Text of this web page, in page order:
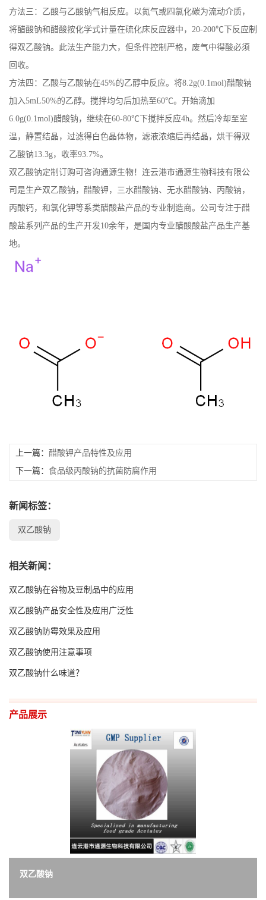
展
厅
书
荣
联
方
EN
方法三：乙酸与乙酸钠气相反应。以氮气或四氯化碳为流动介质，
将醋酸钠和醋酸按化学式计量在硫化床反应器中，20-200℃下反应制
得双乙酸钠。此法生产能力大，但条件控制严格，废气中得酸必须
回收。
方法四：乙酸与乙酸钠在45%的乙醇中反应。将8.2g(0.1mol)醋酸钠
加入5mL50%的乙醇。搅拌均匀后加热至60℃。开始滴加
6.0g(0.1mol)醋酸钠，继续在60-80℃下搅拌反应4h。然后冷却至室
温，静置结晶，过滤得白色晶体物，滤液浓缩后再结晶，烘干得双
乙酸钠13.3g，收率93.7%。
双乙酸钠定制订购可咨询通源生物！ 连云港市通源生物科技有限公
司是生产双乙酸钠，醋酸钾，三水醋酸钠、无水醋酸钠、丙酸钠，
丙酸钙，和氯化钾等系类醋酸盐产品的专业制造商。公司专注于醋
酸盐系列产品的生产开发10余年，是国内专业醋酸酸盐产品生产基
地。
上一篇： 醋酸钾产品特性及应用
下一篇： 食品级丙酸钠的抗菌防腐作用
新闻标签：
双乙酸钠
相关新闻：
双乙酸钠在谷物及豆制品中的应用
双乙酸钠产品安全性及应用广泛性
双乙酸钠防霉效果及应用
双乙酸钠使用注意事项
双乙酸钠什么味道？
产品展示
双乙酸钠